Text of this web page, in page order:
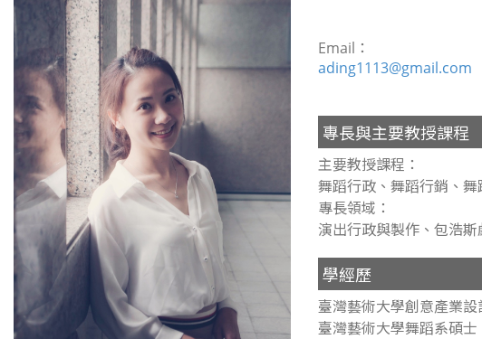
Email：
ading1113@gmail.com
專長與主要教授課程
主要教授課程：
舞蹈行政、舞蹈行銷、
專長領域：
演出行政與製作、包浩
學經歷
臺灣藝術大學創意產業
臺灣藝術大學舞蹈系碩士